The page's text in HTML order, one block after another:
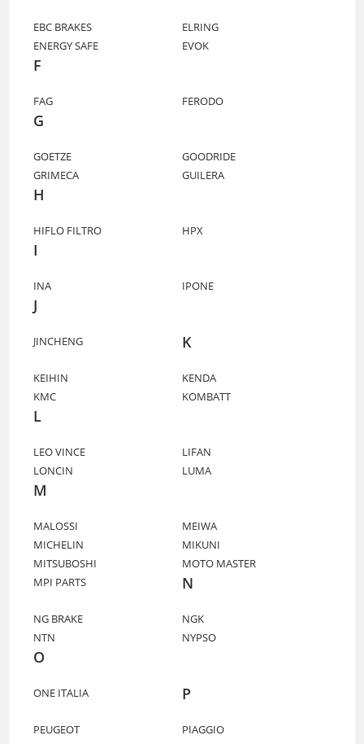
EBC BRAKES
ELRING
ENERGY SAFE
EVOK
F
FAG FERODO
G
GOETZE
GOODRIDE
GRIMECA
GUILERA
H
HIFLO FILTRO HPX
I
INA IPONE
J
JINCHENG K
KEIHIN
KENDA
KMC
KOMBATT
L
LEO VINCE
LIFAN
LONCIN
LUMA
M
MALOSSI
MEIWA
MICHELIN
MIKUNI
MITSUBOSHI
MOTO MASTER
MPI PARTS
N
NG BRAKE
NGK
NTN
NYPSO
O
ONE ITALIA P
PEUGEOT
PIAGGIO